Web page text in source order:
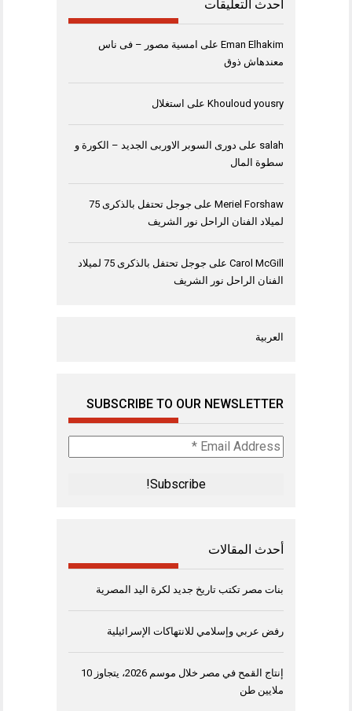
أحدث التعليقات
Eman Elhakim على امسية مصور – فى ناس
معندهاش ذوق
Khouloud yousry على استغلال
salah على دورى السوبر الاوربى الجديد – الكورة و
سطوة المال
Meriel Forshaw على
جوجل تحتفل بالذكرى 75
لميلاد الفنان الراحل نور الشريف
Carol McGill على
جوجل تحتفل بالذكرى 75 لميلاد
الفنان الراحل نور الشريف
العربية
SUBSCRIBE TO OUR NEWSLETTER
Email
Address
أحدث المقالات
بنات مصر تكتب تاريخ جديد لكرة اليد المصرية
رفض عربي وإسلامي للانتهاكات الإسرائيلية
إنتاج القمح في مصر خلال موسم 2026، يتجاوز 10
ملايين طن